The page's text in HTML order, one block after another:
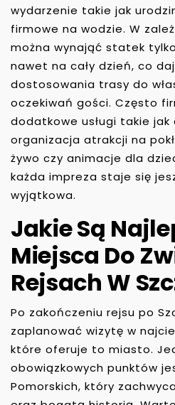
wydarzenie takie jak
firmowe na wodzie. W
można wynająć statek
nawet na cały dzień, co
dostosowania trasy do
oczekiwań gości. Często
dodatkowe usługi takie
organizacja atrakcji na
żywo czy animacje dla
każda impreza staje się
wyjątkowa.
Jakie Są
Miejsca Do
Rejsach W
Po zakończeniu rejsu po
zaplanować wizytę w
które oferuje to miasto.
obowiązkowych punktów
Pomorskich, który